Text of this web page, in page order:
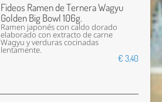
Fideos Ramen de Ternera Wagyu
Golden Big Bowl 106g.
Ramen japonés con caldo dorado
elaborado con extracto de carne
Wagyu y verduras cocinadas
lentamente.
€ 3,40